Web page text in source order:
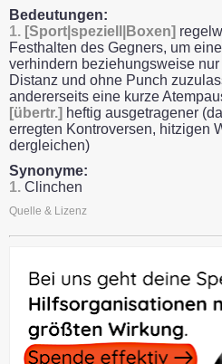
Bedeutungen:
1. [Sport|speziell|Boxen]
Festhalten des Gegners, um
verhindern beziehungsweise
Distanz und ohne Punch
andererseits eine kurze
[übertr.] heftig ausgetragener
erregten Kontroversen, hitzigen
dergleichen)
Synonyme:
1. Clinchen
Quelle & Lizenz